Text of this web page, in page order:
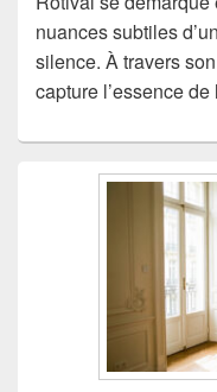
nuances subtiles
silence. À travers
capture l’essence de